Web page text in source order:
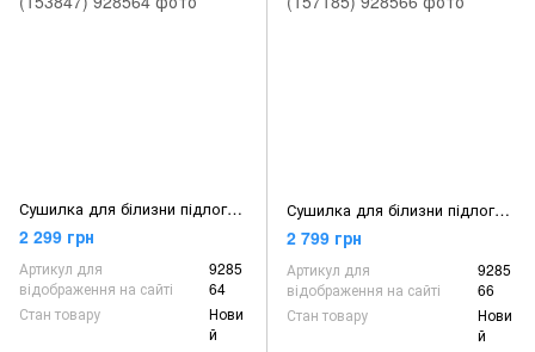
Сушилка для білизни підлогова Gimi Duo 22м (153847)
2 299 грн
Артикул для
відображення на сайті
9285
64
Стан товару
Нови
й
Сушилка для білизни підлогова Gime Genio 20м (157185)
2 799 грн
Артикул для
відображення на сайті
9285
66
Стан товару
Нови
й